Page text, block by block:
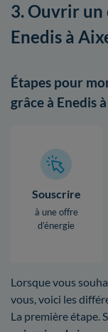
3. Ouvrir
Enedis à
Étapes pour
grâce à Enedis
Souscrire
à une offre
d’énergie
Lorsque vous
vous, voici les
La première étape.